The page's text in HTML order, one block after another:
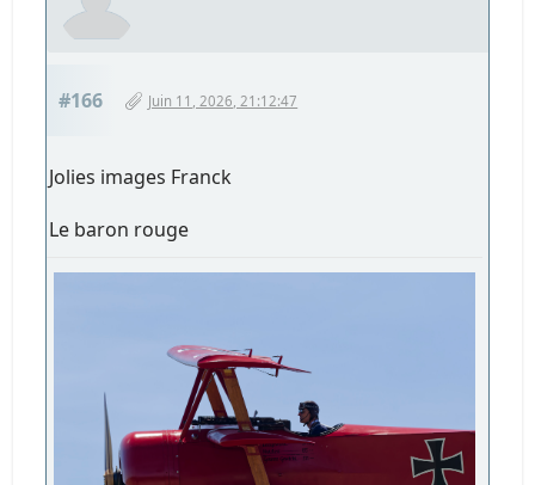
#166 Juin 11, 2026, 21:12:47
Jolies images Franck
Le baron rouge